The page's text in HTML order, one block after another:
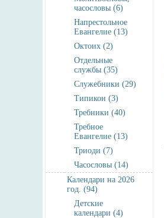
часословы (6)
Напрестольное
Евангелие (13)
Октоих (2)
Отдельные
службы (35)
Служебники (29)
Типикон (3)
Требники (40)
Требное
Евангелие (13)
Триоди (7)
Часословы (14)
Календари на 2026
год. (94)
Детские
календари (4)